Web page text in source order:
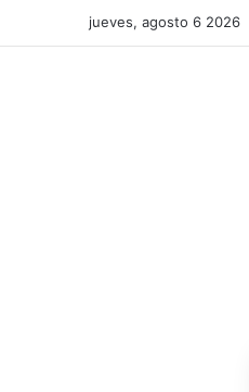
jueves, agosto 6 2026